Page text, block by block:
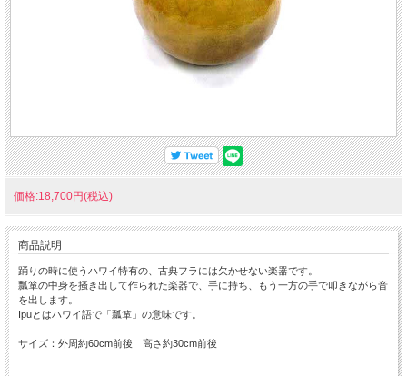
価格:18,700円(税込)
商品説明
踊りの時に使うハワイ特有の、古典フラには欠かせない楽器です。
瓢箪の中身を掻き出して作られた楽器で、手に持ち、もう一方の手で叩きながら音
を出します。
Ipuとはハワイ語で「瓢箪」の意味です。
サイズ：外周約60cm前後 高さ約30cm前後